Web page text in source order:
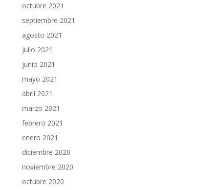
octubre 2021
septiembre 2021
agosto 2021
julio 2021
junio 2021
mayo 2021
abril 2021
marzo 2021
febrero 2021
enero 2021
diciembre 2020
noviembre 2020
octubre 2020